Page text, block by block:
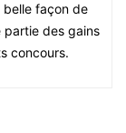
belle façon de
partie des gains
concours.